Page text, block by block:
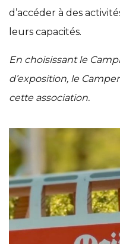
d’accéder à des
leurs capacités.
En choisissant le
d’exposition, le
cette association.